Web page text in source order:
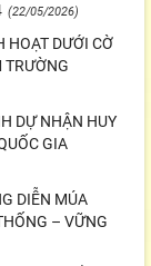
(22/05/2026)
HOẠT DƯỚI CỜ
TRƯỜNG
DỰ NHẬN HUY
GIA
DIỄN MÚA
– VỮNG